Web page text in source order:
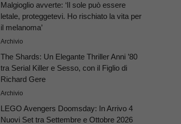
Malgioglio avverte: ‘Il sole può essere
letale, proteggetevi. Ho rischiato la vita per
il melanoma’
Archivio
The Shards: Un Elegante Thriller Anni ’80
tra Serial Killer e Sesso, con il Figlio di
Richard Gere
Archivio
LEGO Avengers Doomsday: In Arrivo 4
Nuovi Set tra Settembre e Ottobre 2026